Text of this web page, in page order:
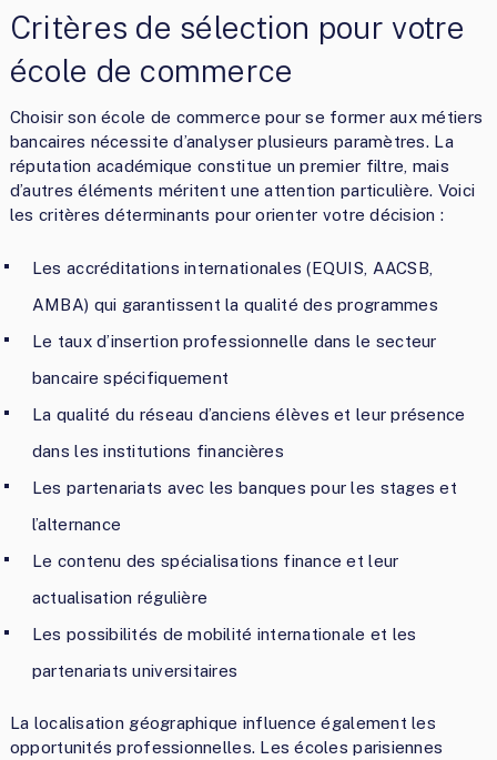
Critères de sélection pour votre
école de commerce
Choisir son école de commerce pour se former aux métiers
bancaires nécessite d’analyser plusieurs paramètres. La
réputation académique constitue un premier filtre, mais
d’autres éléments méritent une attention particulière. Voici
les critères déterminants pour orienter votre décision :
Les accréditations internationales (EQUIS, AACSB,
AMBA) qui garantissent la qualité des programmes
Le taux d’insertion professionnelle dans le secteur
bancaire spécifiquement
La qualité du réseau d’anciens élèves et leur présence
dans les institutions financières
Les partenariats avec les banques pour les stages et
l’alternance
Le contenu des spécialisations finance et leur
actualisation régulière
Les possibilités de mobilité internationale et les
partenariats universitaires
La localisation géographique influence également les
opportunités professionnelles. Les écoles parisiennes